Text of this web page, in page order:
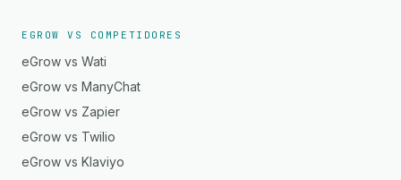
EGROW VS COMPETIDORES
eGrow vs Wati
eGrow vs ManyChat
eGrow vs Zapier
eGrow vs Twilio
eGrow vs Klaviyo